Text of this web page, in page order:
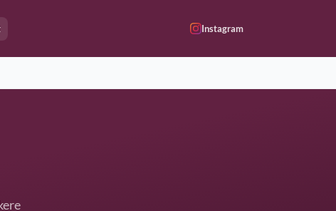
Instagram